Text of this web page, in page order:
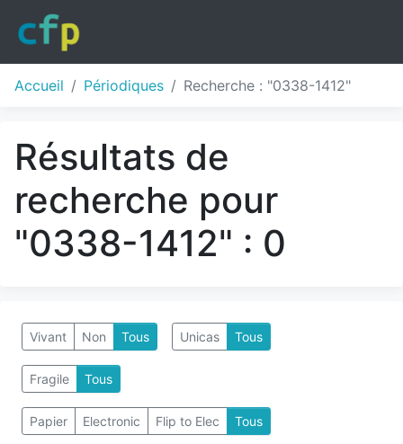
Accueil Périodiques Recherche : "0338-1412"
Résultats de
recherche pour
"0338-1412" : 0
Vivant Non Tous Unicas Tous
Fragile Tous
Papier Electronic Flip to Elec Tous